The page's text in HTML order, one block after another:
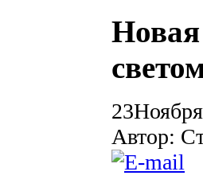
Новая
23Ноября
Автор: